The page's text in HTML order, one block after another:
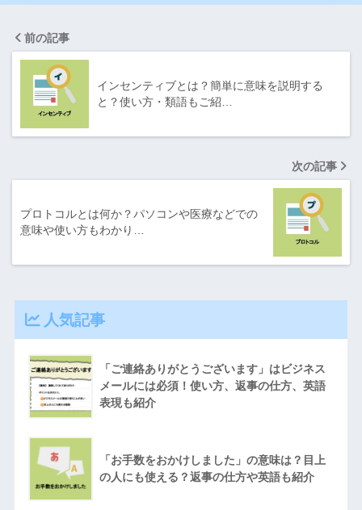
前の記事
インセンティブとは？簡単に意味を説明する
と？使い方・類語もご紹…
次の記事
プロトコルとは何か？パソコンや医療などでの
意味や使い方もわかり…
人気記事
「ご連絡ありがとうございます」はビジネス
メールには必須！使い方、返事の仕方、英語
表現も紹介
「お手数をおかけしました」の意味は？目上
の人にも使える？返事の仕方や英語も紹介